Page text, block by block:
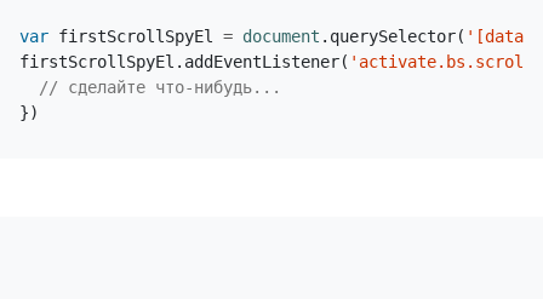
var firstScrollSpyEl = document . querySelector( '[data-
firstScrollSpyEl . addEventListener(
})